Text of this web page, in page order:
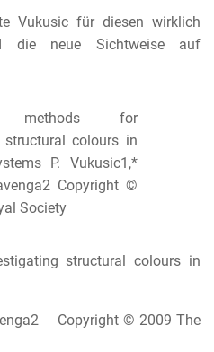
Vukusic für diesen wirklich
die neue Sichtweise auf
structural colours in
Copyright © 2009 The